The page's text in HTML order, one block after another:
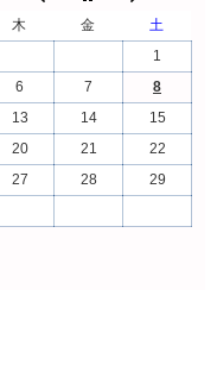
木 金
土
1
6 7
8
13 14
15
20 21
22
27 28
29